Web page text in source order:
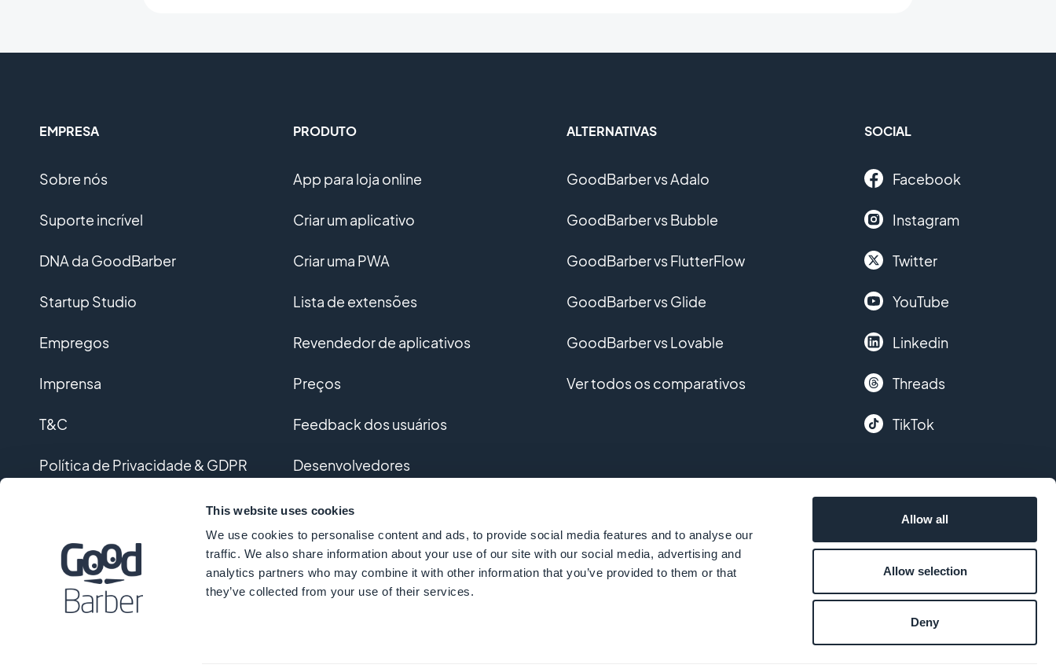
This website uses cookies
We use cookies to personalise content and ads, to provide social media features and to analyse our
traffic. We also share information about your use of our site with our social media, advertising and
analytics partners who may combine it with other information that you’ve provided to them or that
they’ve collected from your use of their services.
Allow all
Allow selection
Deny
EMPRESA
Sobre nós
Suporte incrível
DNA da GoodBarber
Startup Studio
Empregos
Imprensa
T&C
Política de Privacidade & GDPR
PRODUTO
App para loja online
Criar um aplicativo
Criar uma PWA
Lista de extensões
Revendedor de aplicativos
Preços
Feedback dos usuários
Desenvolvedores
Desenvolvimento personalizado
Glossário
ALTERNATIVAS
GoodBarber vs Adalo
GoodBarber vs Bubble
GoodBarber vs FlutterFlow
GoodBarber vs Glide
GoodBarber vs Lovable
Ver todos os comparativos
SOCIAL
Facebook
Instagram
Twitter
YouTube
Linkedin
Threads
TikTok